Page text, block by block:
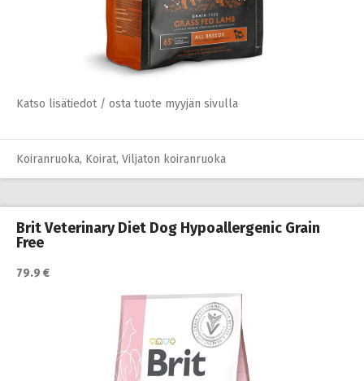
Katso lisätiedot / osta tuote myyjän sivulla
Koiranruoka, Koirat, Viljaton koiranruoka
Brit Veterinary Diet Dog Hypoallergenic Grain
Free
79.9 €